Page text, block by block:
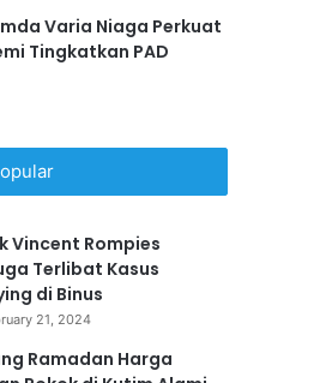
Varia Niaga Perkuat
Tingkatkan PAD
Vincent Rompies
Terlibat Kasus
di Binus
21, 2024
Ramadan Harga